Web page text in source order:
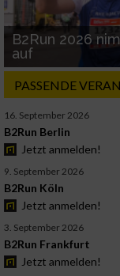
B2Run 2026
auf
PASSENDE
16. September 2026
B2Run Berlin
Jetzt anmelden!
9. September 2026
B2Run Köln
Jetzt anmelden!
3. September 2026
B2Run Frankfurt
Jetzt anmelden!